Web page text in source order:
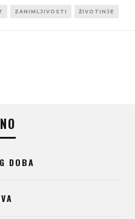
ZANIMLJIVOSTI ŽIVOTINJE
DOBA